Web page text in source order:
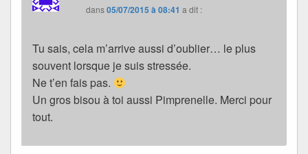
dans05/07/2015 à 08:41 a dit :
Tu sais, cela m’arrive aussi d’oublier… le plus
souvent lorsque je suis stressée.
Ne t’en fais pas.
Un gros bisou à toi aussi Pimprenelle. Merci pour
tout.